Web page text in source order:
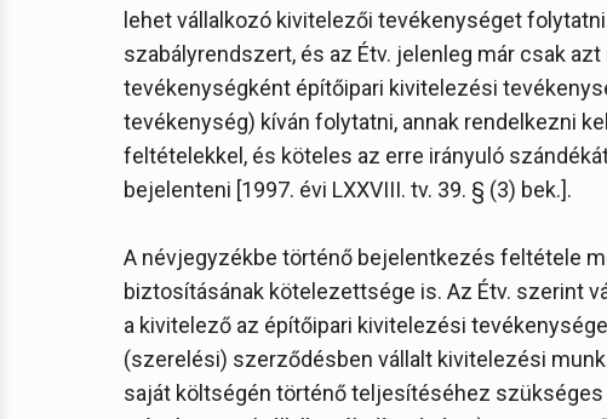
lehet vállalkozó kivitelezői tevékenységet
szabályrendszert, és az Étv. jelenleg már csak
tevékenységként építőipari kivitelezési
tevékenység) kíván folytatni, annak rendelkezni
feltételekkel, és köteles az erre irányuló
bejelenteni [1997. évi LXXVIII. tv. 39. § (3) bek.].
A névjegyzékbe történő bejelentkezés feltétele
biztosításának kötelezettsége is. Az Étv. szerint
a kivitelező az építőipari kivitelezési
(szerelési) szerződésben vállalt kivitelezési
saját költségén történő teljesítéséhez